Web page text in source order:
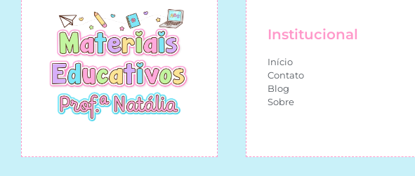
Institucional
Início
Contato
Blog
Sobre